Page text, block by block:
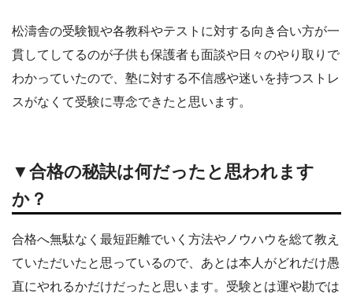
松濤舎の受験観や各教科やテストに対する向き合い方が一
貫してしてるのが子供も保護者も面談や日々のやり取りで
わかっていたので、塾に対する不信感や迷いを持つストレ
スがなくて受験に専念できたと思います。
▼合格の秘訣は何だったと思われます
か？
合格へ無駄なく最短距離でいく方法やノウハウを総て教え
ていただいたと思っているので、あとは本人がどれだけ愚
直にやれるかだけだったと思います。受験とは運や勘では